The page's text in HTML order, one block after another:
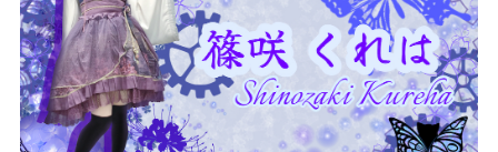
muevoクラウドファンディング
muevoコミュニティ
ぶいクラ！by muevo